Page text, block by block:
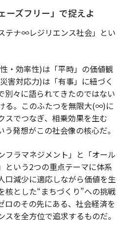
ーズフリー」で捉えよ
テナ∞レジリエンス社会」とい
・効率性)は「平時」の価値観
害対応力)は「有事」に紐づく
別々に語られてきたのではない
る。このふたつを無限大(∞)に
スでつなぎ、相乗効果を生む
う発想がこの社会像の核心だ。
フラマネジメント」と「オール
という2つの重点テーマに体系
口減少に適応しながら価値を生
核とした“まちづくり”への挑戦
ロのその先にある、社会経済を
スを全方位で追求するものだ。